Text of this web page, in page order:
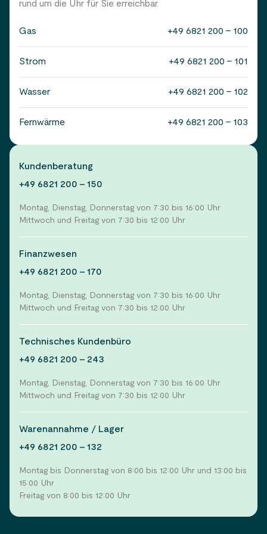
rund um die Uhr für Sie erreichbar.
Gas +49 6821 200 - 100
Strom +49 6821 200 - 101
Wasser +49 6821 200 - 102
Fernwärme +49 6821 200 - 103
Kundenberatung
+49 6821 200 - 150
Montag, Dienstag, Donnerstag von 7:30 bis 16:00 Uhr
Mittwoch und Freitag von 7:30 bis 12:00 Uhr
Finanzwesen
+49 6821 200 - 170
Montag, Dienstag, Donnerstag von 7:30 bis 16:00 Uhr
Mittwoch und Freitag von 7:30 bis 12:00 Uhr
Technisches Kundenbüro
+49 6821 200 - 243
Montag, Dienstag, Donnerstag von 7:30 bis 16:00 Uhr
Mittwoch und Freitag von 7:30 bis 12:00 Uhr
Warenannahme / Lager
+49 6821 200 - 132
Montag bis Donnerstag von 8:00 bis 12:00 Uhr und 13:00 bis
15:00 Uhr
Freitag von 8:00 bis 12:00 Uhr